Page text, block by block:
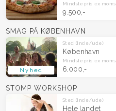
Mindstepris ex moms
9.500,-
Nyhed
SMAG PÅ KØBENHAVN
Sted (Inde/ude)
København
Mindstepris ex moms
6.000,-
STOMP WORKSHOP
Sted (Inde/ude)
Hele landet